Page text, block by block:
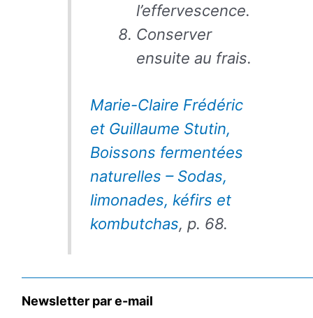
l’effervescence.
Conserver
ensuite au frais.
Marie-Claire Frédéric
et Guillaume Stutin,
Boissons fermentées
naturelles – Sodas,
limonades, kéfirs et
kombutchas, p. 68.
Newsletter par e-mail